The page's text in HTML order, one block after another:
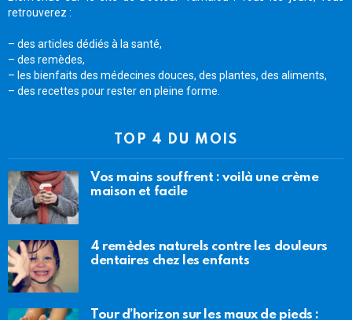
retrouverez :
– des articles dédiés à la santé,
– des remèdes,
– les bienfaits des médecines douces, des plantes, des aliments,
– des recettes pour rester en pleine forme.
TOP 4 DU MOIS
Vos mains souffrent : voilà une crème
maison et facile
4 remèdes naturels contre les douleurs
dentaires chez les enfants
Tour d’horizon sur les maux de pieds :